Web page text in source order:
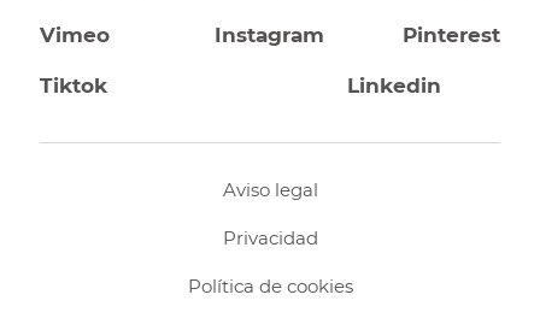
Vimeo Instagram Pinterest
Tiktok Linkedin
Aviso legal
Privacidad
Política de cookies